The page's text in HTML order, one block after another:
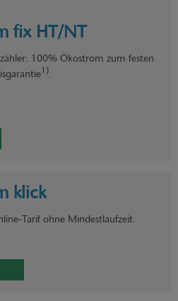
fix HT/NT
100% Ökostrom zum festen
1)
klick
Tarif ohne Mindestlaufzeit.